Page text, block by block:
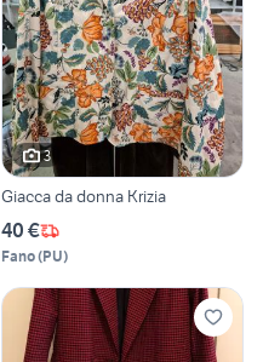
3
Giacca da donna Krizia
40 €
Fano(PU)